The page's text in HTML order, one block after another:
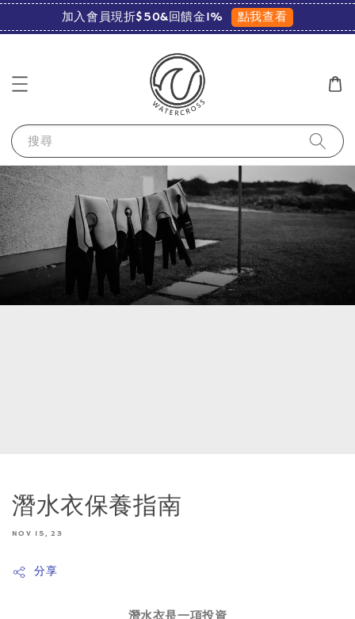
加入會員現折$50&回饋金1% 點我查看
搜尋
潛水衣保養指南
NOV 15, 23
分享